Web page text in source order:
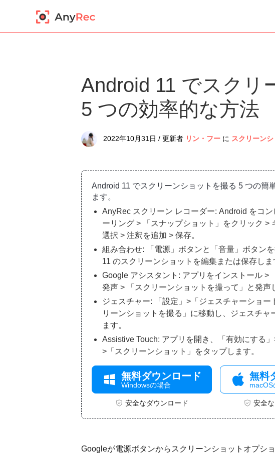
Android 11 でスクリ
5 つの効率的な方法
2022年10月31日 / 更新者 リン・フー に スクリーンシ
Android 11 でスクリーンショットを撮る 5 つの簡
ます。
AnyRec スクリーン レコーダー: Android をコ
ーリング > 「スナップショット」をクリック >
選択 > 注釈を追加 > 保存。
組み合わせ: 「電源」ボタンと「音量」ボタン
11 のスクリーンショットを編集または保存しま
Google アシスタント: アプリをインストール >
発声 > 「スクリーンショットを撮って」と発声
ジェスチャー: 「設定」>「ジェスチャーショー
リーンショットを撮る」に移動し、ジェスチャ
ます。
Assistive Touch: アプリを開き、「有効にする」
>「スクリーンショット」をタップします。
無料ダウンロード
Windowsの場合
安全なダウンロード
無料
macOS
安全
Googleが電源ボタンからスクリーンショットオプシ